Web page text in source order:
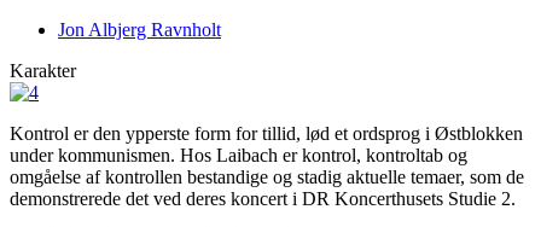
Jon Albjerg Ravnholt
Karakter
Kontrol er den ypperste form for tillid, lød et ordsprog i Østblokken
under kommunismen. Hos Laibach er kontrol, kontroltab og
omgåelse af kontrollen bestandige og stadig aktuelle temaer, som de
demonstrerede det ved deres koncert i DR Koncerthusets Studie 2.